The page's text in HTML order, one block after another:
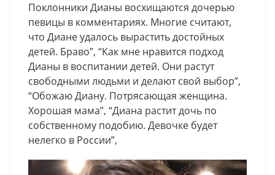
Поклонники Дианы восхищаются дочерью
певицы в комментариях. Многие считают,
что Диане удалось вырастить достойных
детей. Браво”, “Как мне нравится подход
Дианы в воспитании детей. Они растут
свободными людьми и делают свой выбор”,
“Обожаю Диану. Потрясающая женщина.
Хорошая мама”, “Диана растит дочь по
собственному подобию. Девочке будет
нелегко в России”,